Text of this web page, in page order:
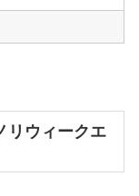
リウィークエ